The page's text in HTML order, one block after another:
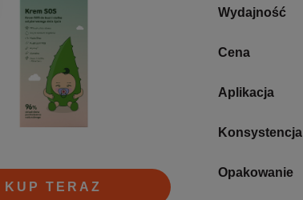
KUP TERAZ
Wydajność
Cena
Aplikacja
Konsystencja
Opakowanie